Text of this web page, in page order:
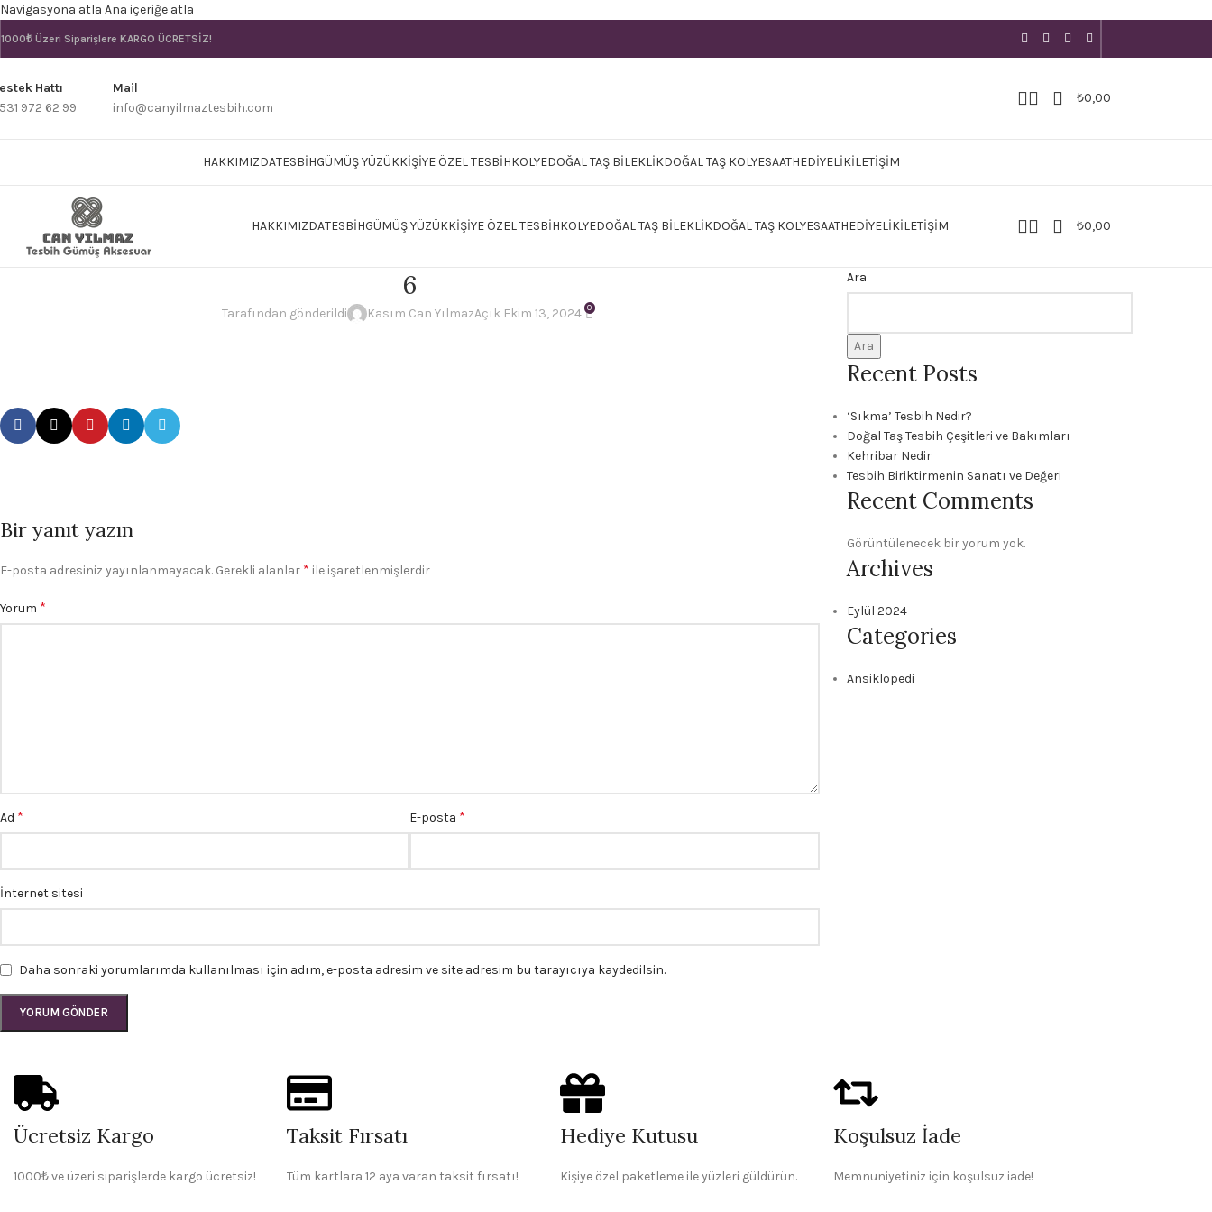
Navigasyona atla Ana içeriğe atla
1000₺ Üzeri Siparişlere KARGO ÜCRETSİZ!
Hattı
972 62 99
Mail
info@canyilmaztesbih.com
₺0,00
HAKKIMIZDATESBIHGÜMÜŞ YÜZÜKKIŞIYE ÖZEL TESBIHKOLYEDOĞAL TAŞ BILEKLIKDOĞAL TAŞ KOLYESAATHEDIYELIKİLETIŞIM
HAKKIMIZDATESBIHGÜMÜŞ YÜZÜKKIŞIYE ÖZEL TESBIHKOLYEDOĞAL TAŞ BILEKLIKDOĞAL TAŞ KOLYESAATHEDIYELIKİLETIŞIM ₺0,00
6
Tarafından gönderildi Kasım Can YılmazAçık Ekim 13, 2024 0
Bir yanıt yazın
E-posta adresiniz yayınlanmayacak. Gerekli alanlar * ile işaretlenmişlerdir
Yorum *
Ad * E-posta *
İnternet sitesi
Daha sonraki yorumlarımda kullanılması için adım, e-posta adresim ve site adresim bu tarayıcıya kaydedilsin.
Ara
Ara
Recent Posts
‘Sıkma’ Tesbih Nedir?
Doğal Taş Tesbih Çeşitleri ve Bakımları
Kehribar Nedir
Tesbih Biriktirmenin Sanatı ve Değeri
Recent Comments
Görüntülenecek bir yorum yok.
Archives
Eylül 2024
Categories
Ansiklopedi
Ücretsiz Kargo
1000₺ ve üzeri siparişlerde kargo ücretsiz!
Taksit Fırsatı
Tüm kartlara 12 aya varan taksit fırsatı!
Hediye Kutusu
Kişiye özel paketleme ile yüzleri güldürün.
Koşulsuz İade
Memnuniyetiniz için koşulsuz iade!